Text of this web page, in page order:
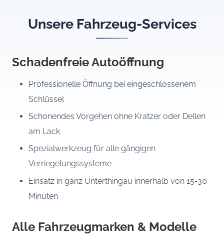
Unsere Fahrzeug-Services
Schadenfreie Autoöffnung
Professionelle Öffnung bei eingeschlossenem
Schlüssel
Schonendes Vorgehen ohne Kratzer oder Dellen
am Lack
Spezialwerkzeug für alle gängigen
Verriegelungssysteme
Einsatz in ganz Unterthingau innerhalb von 15-30
Minuten
Alle Fahrzeugmarken & Modelle